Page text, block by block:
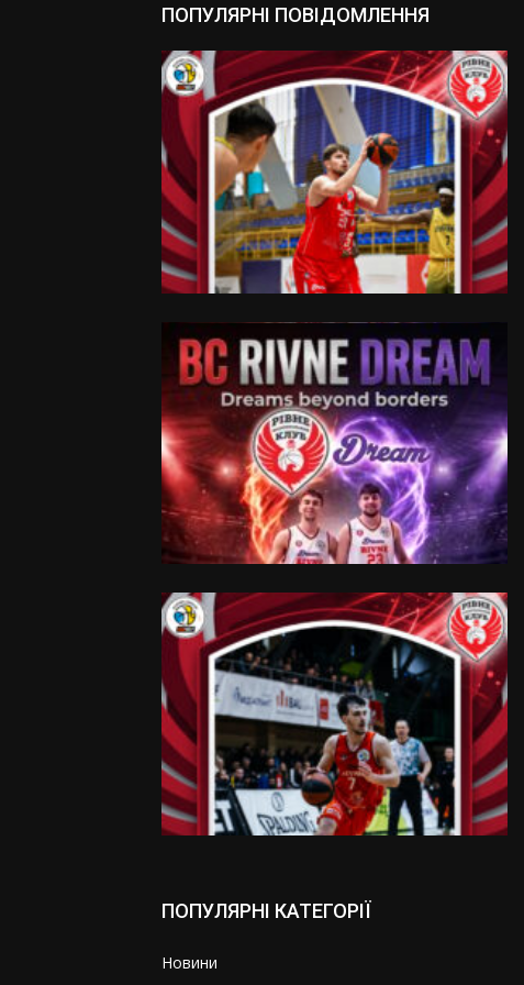
ПОПУЛЯРНІ ПОВІДОМЛЕННЯ
ПОПУЛЯРНІ КАТЕГОРІЇ
Новини